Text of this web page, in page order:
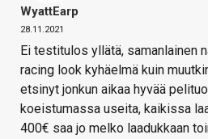
WyattEarp
28.11.2021
Ei testitulos yllätä, samanlainen
racing look kyhäelmä kuin
etsinyt jonkun aikaa hyvää
koeistumassa useita, kaikissa
400€ saa jo melko laadukkaan